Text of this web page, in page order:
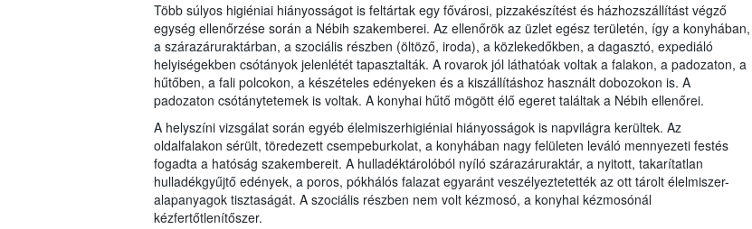
Több súlyos higiéniai hiányosságot is feltártak egy fővárosi, pizzakészítést és házhozszállítást végző
egység ellenőrzése során a Nébih szakemberei. Az ellenőrök az üzlet egész területén, így a konyhában,
a szárazáruraktárban, a szociális részben (öltöző, iroda), a közlekedőkben, a dagasztó, expediáló
helyiségekben csótányok jelenlétét tapasztalták. A rovarok jól láthatóak voltak a falakon, a padozaton, a
hűtőben, a fali polcokon, a készételes edényeken és a kiszállításhoz használt dobozokon is. A
padozaton csótánytetemek is voltak. A konyhai hűtő mögött élő egeret találtak a Nébih ellenőrei.
A helyszíni vizsgálat során egyéb élelmiszerhigiéniai hiányosságok is napvilágra kerültek. Az
oldalfalakon sérült, töredezett csempeburkolat, a konyhában nagy felületen leváló mennyezeti festés
fogadta a hatóság szakembereit. A hulladéktárolóból nyíló szárazáruraktár, a nyitott, takarítatlan
hulladékgyűjtő edények, a poros, pókhálós falazat egyaránt veszélyeztetették az ott tárolt élelmiszer-
alapanyagok tisztaságát. A szociális részben nem volt kézmosó, a konyhai kézmosónál
kézfertőtlenítőszer.